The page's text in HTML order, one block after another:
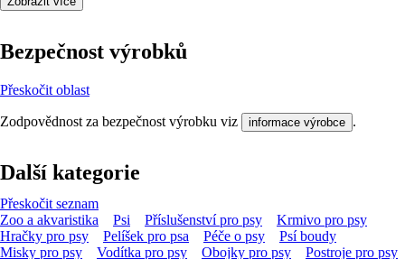
Bezpečnost výrobků
Přeskočit oblast
Zodpovědnost za bezpečnost výrobku viz informace výrobce .
Další kategorie
Přeskočit seznam
Zoo a akvaristika
Psi Příslušenství pro psy
Krmivo pro psy
Hračky pro psy
Pelíšek pro psa Péče o psy
Psí boudy
Misky pro psy
Vodítka pro psy Obojky pro psy Postroje pro psy